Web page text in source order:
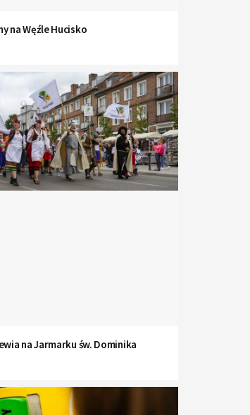
na Węźle Hucisko
na Jarmarku św. Dominika